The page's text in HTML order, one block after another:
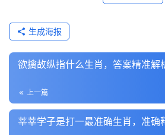
生成海报
欲擒故纵指什么生肖，答案精准解
上一篇
莘莘学子是打一最准确生肖，准确